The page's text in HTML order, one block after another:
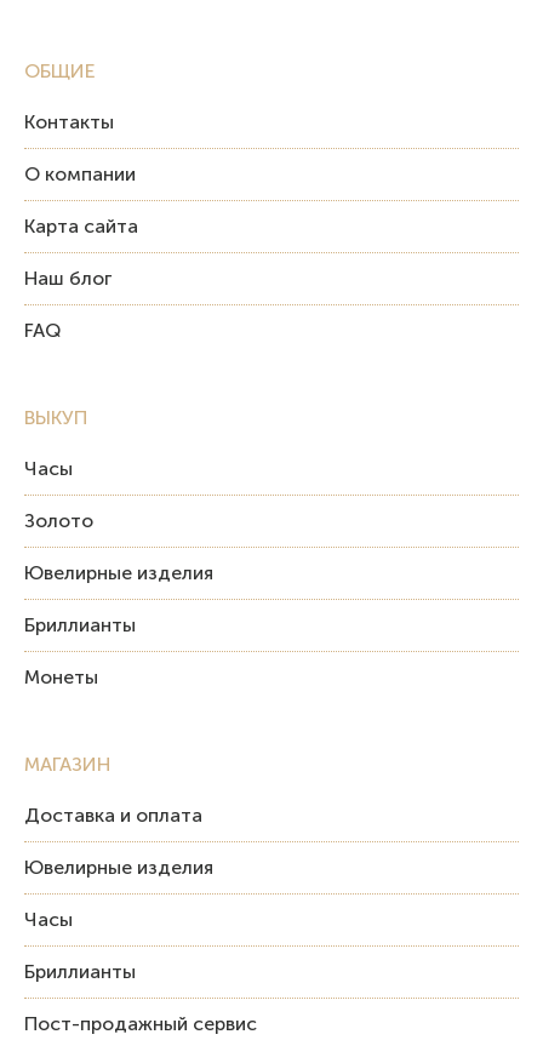
ОБЩИЕ
Контакты
О компании
Карта сайта
Наш блог
FAQ
ВЫКУП
Часы
Золото
Ювелирные изделия
Бриллианты
Монеты
МАГАЗИН
Доставка и оплата
Ювелирные изделия
Часы
Бриллианты
Пост-продажный сервис